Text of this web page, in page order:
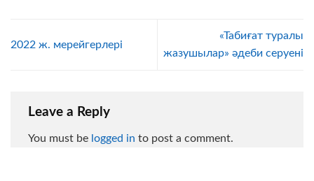
2022 ж. мерейгерлері
«Табиғат туралы
жазушылар» әдеби серуені
Leave a Reply
You must be logged in to post a comment.